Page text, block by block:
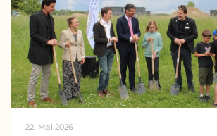
22. Mai 2026